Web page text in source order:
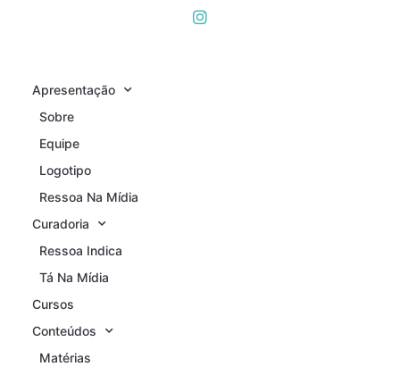
Apresentação
Sobre
Equipe
Logotipo
Ressoa Na Mídia
Curadoria
Ressoa Indica
Tá Na Mídia
Cursos
Conteúdos
Matérias